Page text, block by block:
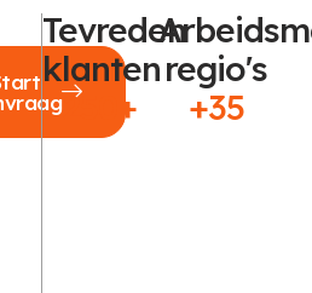
Tevreden
klanten
250+
regio's
+35